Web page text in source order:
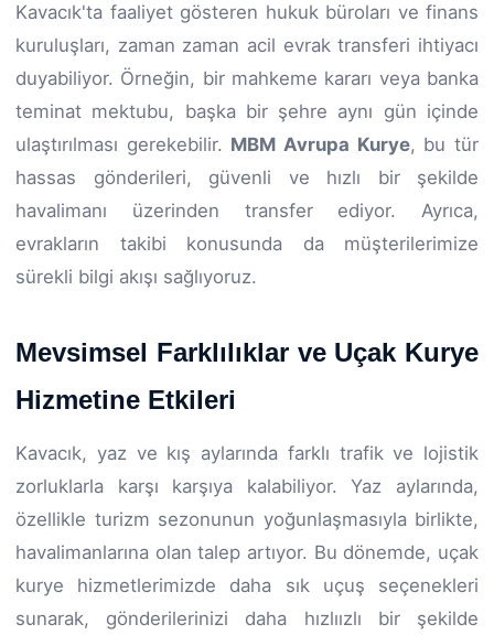
Kavacık'ta faaliyet gösteren hukuk büroları ve finans
kuruluşları, zaman zaman acil evrak transferi ihtiyacı
duyabiliyor. Örneğin, bir mahkeme kararı veya banka
teminat mektubu, başka bir şehre aynı gün içinde
ulaştırılması gerekebilir. MBM Avrupa Kurye, bu tür
hassas gönderileri, güvenli ve hızlı bir şekilde
havalimanı üzerinden transfer ediyor. Ayrıca,
evrakların takibi konusunda da müşterilerimize
sürekli bilgi akışı sağlıyoruz.
Mevsimsel Farklılıklar ve Uçak Kurye
Hizmetine Etkileri
Kavacık, yaz ve kış aylarında farklı trafik ve lojistik
zorluklarla karşı karşıya kalabiliyor. Yaz aylarında,
özellikle turizm sezonunun yoğunlaşmasıyla birlikte,
havalimanlarına olan talep artıyor. Bu dönemde, uçak
kurye hizmetlerimizde daha sık uçuş seçenekleri
sunarak, gönderilerinizi daha hızlıızlı bir şekilde